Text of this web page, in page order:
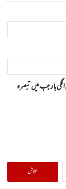
بار جب میں تبصرہ
تلاش
کریں